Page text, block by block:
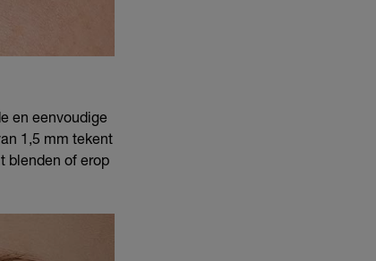
en eenvoudige
1,5 mm tekent
blenden of erop